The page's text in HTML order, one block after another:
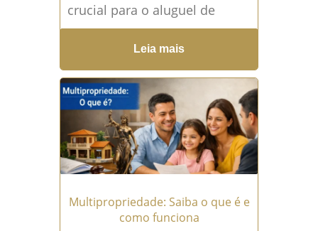
crucial para o aluguel de
imóveis e é uma das práticas
mais comuns no Brasil,
envolvendo direitos e...Leia
mais →
Leia mais
Multipropriedade: Saiba o que é e
como funciona